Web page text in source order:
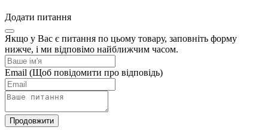
Додати питання
Якщо у Вас є питання по цьому товару, заповніть форму
нижче, і ми відповімо найближчим часом.
Email (Щоб повідомити про відповідь)
Продовжити